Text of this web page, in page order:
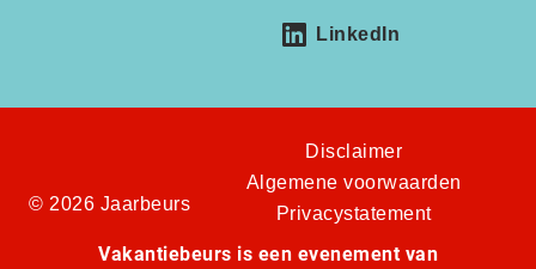
LinkedIn
© 2026 Jaarbeurs
Disclaimer
Algemene voorwaarden
Privacystatement
Vakantiebeurs is een evenement van